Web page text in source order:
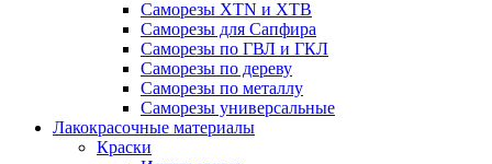
Саморезы XTN и ХTB
Саморезы для Сапфира
Саморезы по ГВЛ и ГКЛ
Саморезы по дереву
Саморезы по металлу
Саморезы универсальные
Лакокрасочные материалы
Краски